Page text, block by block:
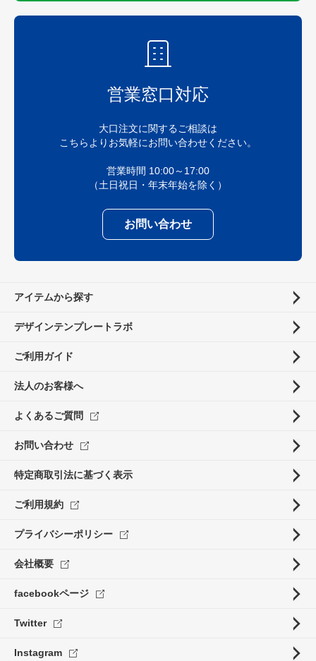
営業窓口対応
大口注文に関するご相談は
こちらよりお気軽にお問い合わせください。
営業時間 10:00～17:00
（土日祝日・年末年始を除く）
お問い合わせ
アイテムから探す
デザインテンプレートラボ
ご利用ガイド
法人のお客様へ
よくあるご質問
お問い合わせ
特定商取引法に基づく表示
ご利用規約
プライバシーポリシー
会社概要
facebookページ
Twitter
Instagram